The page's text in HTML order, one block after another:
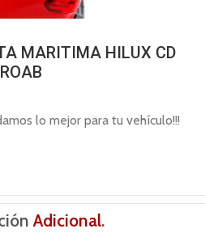
MARITIMA HILUX CD
lo mejor para tu vehículo!!!
Adicional.